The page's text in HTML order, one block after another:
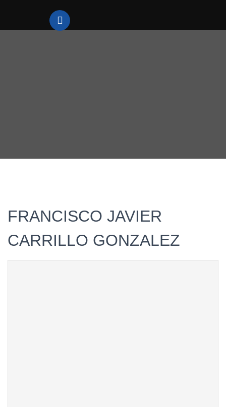
FRANCISCO JAVIER
CARRILLO GONZALEZ